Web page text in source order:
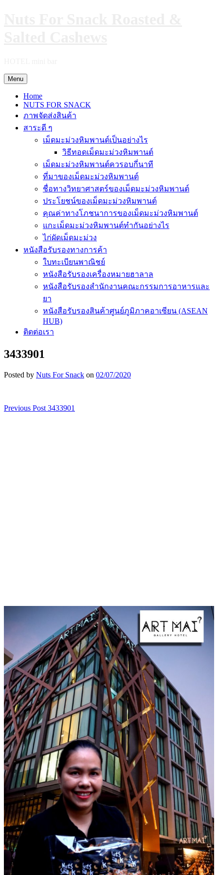
Menu
Home
NUTS FOR SNACK
ภาพจัดส่งสินค้า
สาระดี ๆ
เม็ดมะม่วงหิมพานต์เป็นอย่างไร
วิธีทอดเม็ดมะม่วงหิมพานต์
เม็ดมะม่วงหิมพานต์ควรอบกี่นาที
ที่มาของเม็ดมะม่วงหิมพานต์
ชื่อทางวิทยาศาสตร์ของเม็ดมะม่วงหิมพานต์
ประโยชน์ของเม็ดมะม่วงหิมพานต์
คุณค่าทางโภชนาการของเม็ดมะม่วงหิมพานต์
แกะเม็ดมะม่วงหิมพานต์ทำกันอย่างไร
ไก่ผัดเม็ดมะม่วง
หนังสือรับรองทางการค้า
ใบทะเบียนพาณิชย์
หนังสือรับรองเครื่องหมายฮาลาล
หนังสือรับรองสำนักงานคณะกรรมการอาหารและ
ยา
หนังสือรับรองสินค้าศูนย์ภูมิภาคอาเซียน (ASEAN
HUB)
ติดต่อเรา
3433901
Posted by Nuts For Snack on 02/07/2020
เมนู
Previous Post 3433901